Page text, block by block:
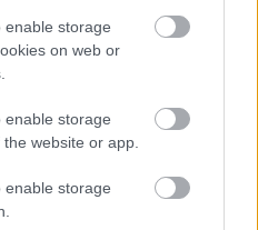
enable storage
on web or
enable storage
website or app.
enable storage
Galaxy on it! 🙌
módja az AAA
Őrzői harmadik részének